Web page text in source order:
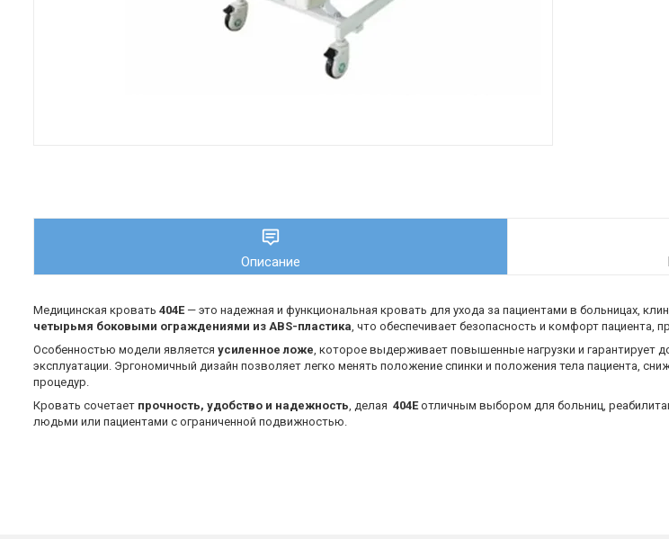
Описание
Медицинская кровать 404E— это надежная и функциональная кровать для ухода за пациентами в больницах,
четырьмя боковыми ограждениями из ABS-пластика, что обеспечивает безопасность и комфорт пациента,
Особенностью модели является усиленное ложе, которое выдерживает повышенные нагрузки и гарантирует
эксплуатации. Эргономичный дизайн позволяет легко менять положение спинки и положения тела пациента,
процедур.
Кровать сочетает прочность, удобство и надежность, делая 404Eотличным выбором для больниц,
людьми или пациентами с ограниченной подвижностью.